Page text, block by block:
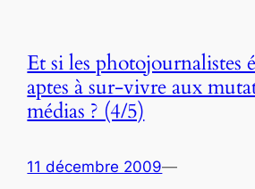
Et si les photojournalistes
aptes à sur-vivre aux
médias ? (4/5)
11 décembre 2009—